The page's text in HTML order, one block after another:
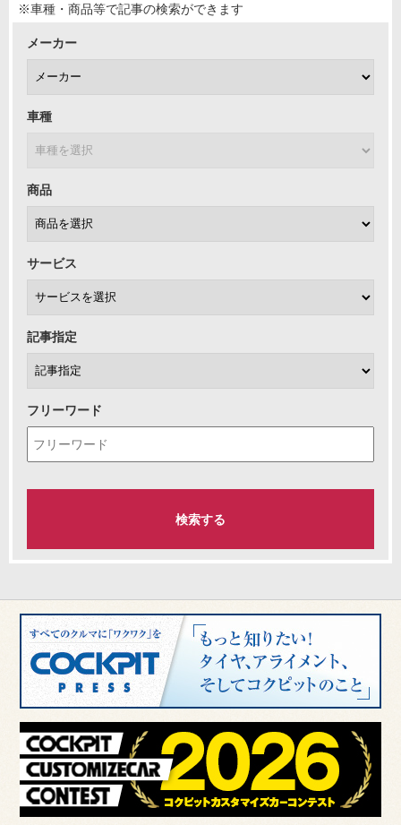
※車種・商品等で記事の検索ができます
メーカー
車種
商品
サービス
記事指定
フリーワード